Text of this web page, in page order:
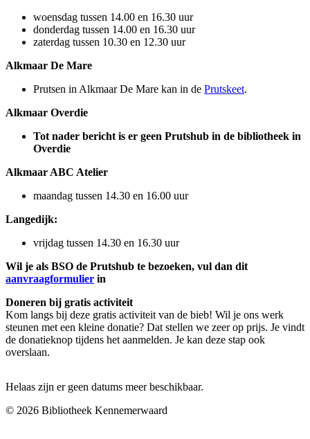
woensdag tussen 14.00 en 16.30 uur
donderdag tussen 14.00 en 16.30 uur
zaterdag tussen 10.30 en 12.30 uur
Alkmaar De Mare
Prutsen in Alkmaar De Mare kan in de Prutskeet.
Alkmaar Overdie
Tot nader bericht is er geen Prutshub in de bibliotheek in
Overdie
Alkmaar ABC Atelier
maandag tussen 14.30 en 16.00 uur
Langedijk:
vrijdag tussen 14.30 en 16.30 uur
Wil je als BSO de Prutshub te bezoeken, vul dan dit
aanvraagformulier in
Doneren bij gratis activiteit
Kom langs bij deze gratis activiteit van de bieb! Wil je ons werk
steunen met een kleine donatie? Dat stellen we zeer op prijs. Je vindt
de donatieknop tijdens het aanmelden. Je kan deze stap ook
overslaan.
Helaas zijn er geen datums meer beschikbaar.
© 2026 Bibliotheek Kennemerwaard